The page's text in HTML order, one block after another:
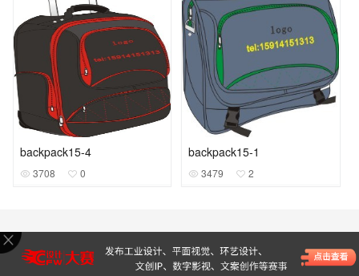
backpack15-4
3708 0
backpack15-1
3479 2